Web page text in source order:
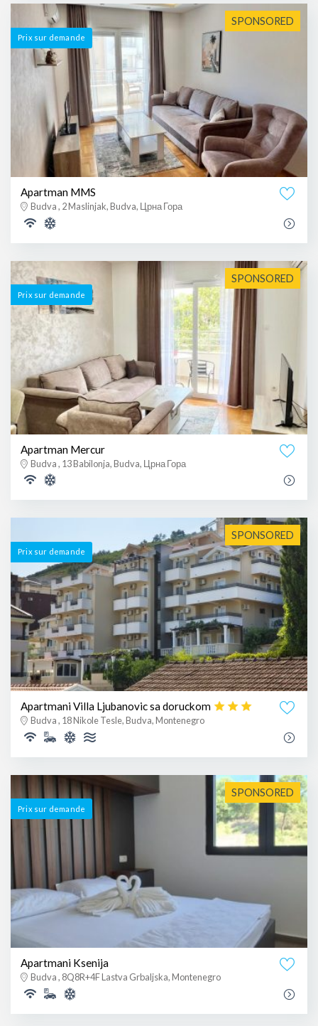
SPONSORED
Prix ​​sur demande
Apartman MMS
Budva , 2 Maslinjak, Budva, Црна Гора
SPONSORED
Prix ​​sur demande
Apartman Mercur
Budva , 13 Babilonja, Budva, Црна Гора
SPONSORED
Prix ​​sur demande
Apartmani Villa Ljubanovic sa doruckom
Budva , 18 Nikole Tesle, Budva, Montenegro
SPONSORED
Prix ​​sur demande
Apartmani Ksenija
Budva , 8Q8R+4F Lastva Grbaljska, Montenegro